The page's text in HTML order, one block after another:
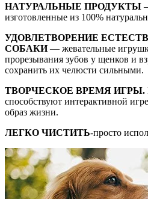
НАТУРАЛЬНЫЕ ПРОДУКТЫ
изготовленные из 100%
УДОВЛЕТВОРЕНИЕ
СОБАКИ— жевательные
прорезывания зубов у щенков и
сохранить их челюсти сильными.
ТВОРЧЕСКОЕ ВРЕМЯ ИГРЫ.
способствуют интерактивной
образ жизни.
ЛЕГКО ЧИСТИТЬ-просто